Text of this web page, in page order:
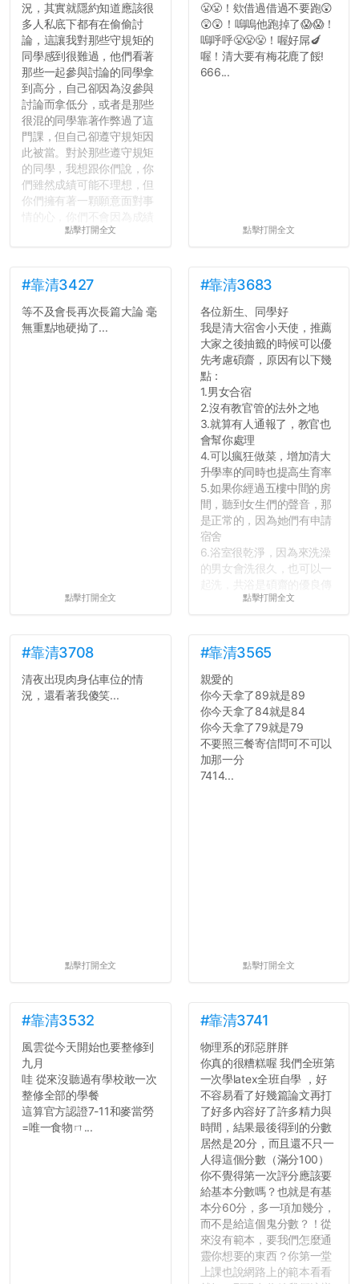
況，其實就隱約知道應該很
多人私底下都有在偷偷討
論，這讓我對那些守規矩的
同學感到很難過，他們看著
那些一起參與討論的同學拿
到高分，自己卻因為沒參與
討論而拿低分，或者是那些
很混的同學靠著作弊過了這
門課，但自己卻遵守規矩因
此被當。對於那些遵守規矩
的同學，我想跟你們說，你
們雖然成績可能不理想，但
你們擁有著一顆願意面對事
壓力而選擇逃避(作弊)，在
績無法體現你們的努力，但
往後你們正直的態度一定會
讓你們在社會上適應得更
好。最後，那些作弊的同
點擊打開全文
😤😤！欸借過借過不要跑😲
😲😲！嗚嗚他跑掉了😱😱！
嗚呼呼😤😤😤！喔好屌🍆
喔！清大要有梅花鹿了餒!
666...
點擊打開全文
#靠清3427
等不及會長再次長篇大論 毫
無重點地硬拗了...
點擊打開全文
#靠清3683
各位新生、同學好
我是清大宿舍小天使，推薦
大家之後抽籤的時候可以優
先考慮碩齋，原因有以下幾
點：
1.男女合宿
2.沒有教官管的法外之地
3.就算有人通報了，教官也
會幫你處理
4.可以瘋狂做菜，增加清大
升學率的同時也提高生育率
5.如果你經過五樓中間的房
間，聽到女生們的聲音，那
是正常的，因為她們有申請
宿舍
6.浴室很乾淨，因為來洗澡
的男女會洗很久，也可以一
舍房間，都歡迎留言讓我知
道...
點擊打開全文
#靠清3708
清夜出現肉身佔車位的情
況，還看著我傻笑...
點擊打開全文
#靠清3565
親愛的
你今天拿了89就是89
你今天拿了84就是84
你今天拿了79就是79
不要照三餐寄信問可不可以
加那一分
7414...
點擊打開全文
#靠清3532
風雲從今天開始也要整修到
九月
哇 從來沒聽過有學校敢一次
整修全部的學餐
這算官方認證7-11和麥當勞
=唯一食物ㄇ...
#靠清3741
物理系的邪惡胖胖
你真的很糟糕喔 我們全班第
一次學latex全班自學 ，好
不容易看了好幾篇論文再打
了好多內容好了許多精力與
時間，結果最後得到的分數
居然是20分，而且還不只一
人得這個分數（滿分100）
你不覺得第一次評分應該要
給基本分數嗎？也就是有基
本分60分，多一項加幾分，
而不是給這個鬼分數？！從
來沒有範本，要我們怎麼通
靈你想要的東西？你第一堂
上課也說網路上的範本看看